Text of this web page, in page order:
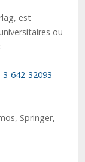
est
ou
642-32093-
Springer,